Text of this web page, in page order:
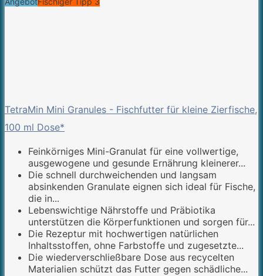
TetraMin Mini Granules - Fischfutter für kleine Zierfische,
100 ml Dose*
Feinkörniges Mini-Granulat für eine vollwertige,
ausgewogene und gesunde Ernährung kleinerer...
Die schnell durchweichenden und langsam
absinkenden Granulate eignen sich ideal für Fische,
die in...
Lebenswichtige Nährstoffe und Präbiotika
unterstützen die Körperfunktionen und sorgen für...
Die Rezeptur mit hochwertigen natürlichen
Inhaltsstoffen, ohne Farbstoffe und zugesetzte...
Die wiederverschließbare Dose aus recycelten
Materialien schützt das Futter gegen schädliche...